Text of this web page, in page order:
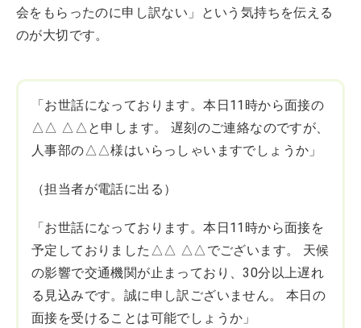
会をもらったのに申し訳ない」という気持ちを伝える
のが大切です。
「お世話になっております。本日11時から面接の
△△ △△と申します。 遅刻のご連絡なのですが、
人事部の△△様はいらっしゃいますでしょうか」
（担当者が電話に出る）
「お世話になっております。本日11時から面接を
予定しておりました△△ △△でございます。 天候
の影響で交通機関が止まっており、30分以上遅れ
る見込みです。誠に申し訳ございません。 本日の
面接を受けることは可能でしょうか」